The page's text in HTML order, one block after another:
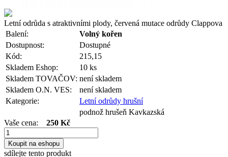
Letní odrůda s atraktivními plody, červená mutace odrůdy Clappova
Balení:
Volný kořen
Dostupnost:
Dostupné
Kód:
215,15
Skladem Eshop:
10 ks
Skladem TOVAČOV: není skladem
Skladem O.N. VES:
není skladem
Kategorie:
Letní odrůdy hrušní
podnož hrušeň Kavkazská
Vaše cena: 250 Kč
Koupit na eshopu
sdílejte tento produkt